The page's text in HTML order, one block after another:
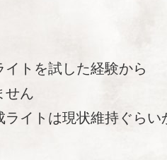
トを試した経験から
せん
ライトは現状維持ぐらい